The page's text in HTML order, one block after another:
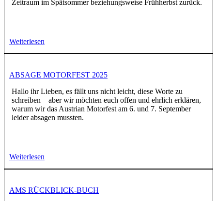
Zeitraum im Spätsommer beziehungsweise Frühherbst zurück.
Weiterlesen
ABSAGE MOTORFEST 2025
Hallo ihr Lieben, es fällt uns nicht leicht, diese Worte zu
schreiben – aber wir möchten euch offen und ehrlich erklären,
warum wir das Austrian Motorfest am 6. und 7. September
leider absagen mussten.
Weiterlesen
AMS RÜCKBLICK-BUCH